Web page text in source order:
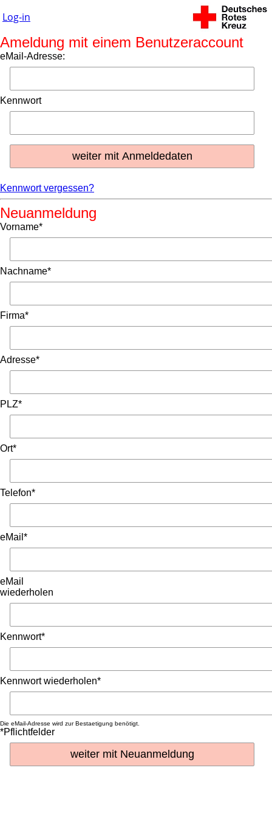
Log-in
Ameldung mit einem Benutzeraccount
eMail-Adresse:
Kennwort
Kennwort vergessen?
Neuanmeldung
Vorname*
Nachname*
Firma*
Adresse*
PLZ*
Ort*
Telefon*
eMail*
eMail
wiederholen
Kennwort*
Kennwort wiederholen*
Die eMail-Adresse wird zur Bestaetigung benötigt.
*Pflichtfelder